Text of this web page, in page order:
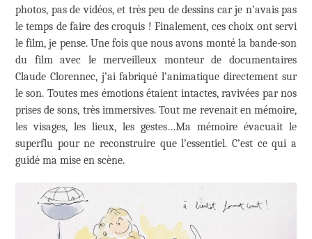
photos, pas de vidéos, et très peu de dessins car je n’avais pas
le temps de faire des croquis ! Finalement, ces choix ont servi
le film, je pense. Une fois que nous avons monté la bande-son
du film avec le merveilleux monteur de documentaires
Claude Clorennec, j’ai fabriqué l’animatique directement sur
le son. Toutes mes émotions étaient intactes, ravivées par nos
prises de sons, très immersives. Tout me revenait en mémoire,
les visages, les lieux, les gestes…Ma mémoire évacuait le
superflu pour ne reconstruire que l’essentiel. C’est ce qui a
guidé ma mise en scène.